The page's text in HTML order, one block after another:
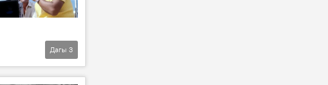
Дагы 3